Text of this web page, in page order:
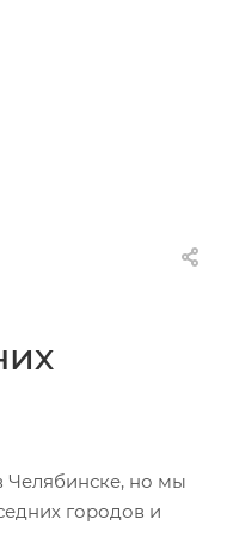
но мы
городов и